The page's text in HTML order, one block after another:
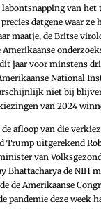
van het
datgene waar ze
maatje, de Britse
jaar voor minstens
National
niet bij
van 2024
afloop van die
Trump uitgerekend
van
Bhattacharya de NIH
de Amerikaanse
pandemie deze week